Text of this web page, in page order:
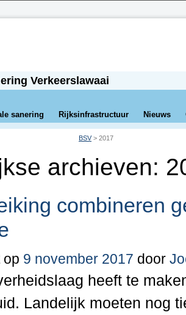
Verkeerslawaai
sanering Rijksinfrastructuur Nieuws
BSV> 2017
archieven:
combineren
op 9 november 2017 door
heeft te
Landelijk moeten nog